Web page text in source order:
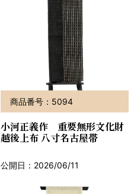
商品番号：5094
小河正義作 重要無形文化財
越後上布 八寸名古屋帯
公開日：2026/06/11